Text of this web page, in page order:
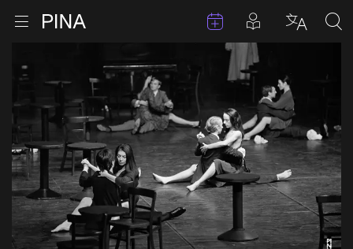
Menu öffnen TermineBeiträge in